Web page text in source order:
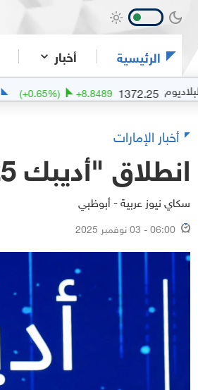
الرئيسية أخبار
1372.25
+8.8489
( +0.65%) البلاتين
أخبار الإمارات
انطلاق "أديبك 2025" بمشاركة نخبة قادة الطاقة العالميين
سكاي نيوز عربية - أبوظبي
06:00 - 03 نوفمبر 2025